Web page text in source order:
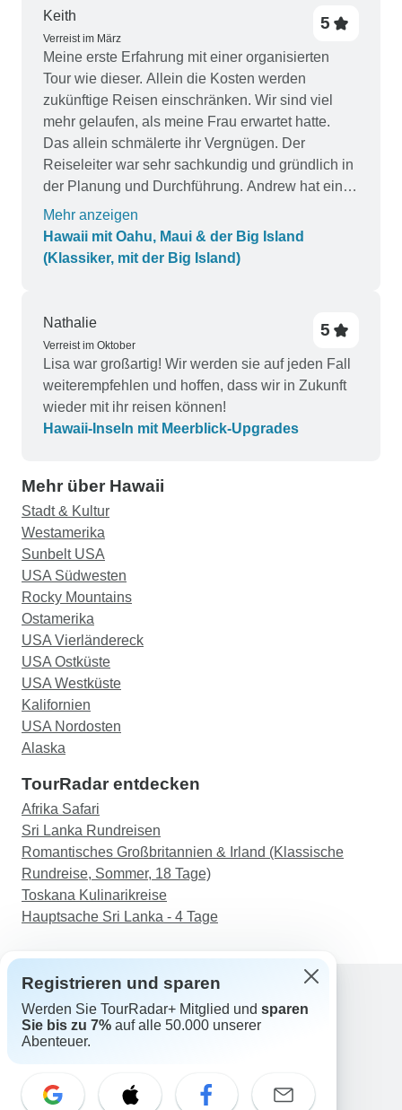
mein Mann als auch ich hätten dort mehr Zeit
das Outrigger auf der Big Island, allerdings ließen
die Mahlzeiten (einschließlich des Luau) sehr zu
wünschen übrig. Unser Zimmer war perfekt,
ebenso wie der Pool. Praktisch, dass man
außerhalb des Hotels essen kann!!! Die Tour
durch den Volcano National Park war perfekt!!!
Meine Lieblingstour! Wir haben Maui geliebt, aber
weder den Pool noch den Strand sehen, weil die
Cabanas die Sicht versperrten. Seltsame
Anordnung der Badezimmer! Wir mögen einen
Sheraton war ausgezeichnet!!!, zusammen mit
anderen ausgewählten Restaurants! Unsere
Reiseleiterin, Lisa Beardsley, war die Beste!!!..so
freundlich, kenntnisreich und lustig!!! Sie ist
um die Bedürfnisse aller gekümmert! Die
die Treffpunktzeiten für die Ausflüge... Die
gesamte Planung war hervorragend! Vielen Dank
an Tour Radar & Globus für ein unvergessliches
Erlebnis!
Keith
Verreist im März
5
Meine erste Erfahrung mit einer organisierten
Tour wie dieser. Allein die Kosten werden
zukünftige Reisen einschränken. Wir sind viel
mehr gelaufen, als meine Frau erwartet hatte.
Das allein schmälerte ihr Vergnügen. Der
Reiseleiter war sehr sachkundig und gründlich in
der Planung und Durchführung. Andrew hat eine
lustige Persönlichkeit und ist sehr sympathisch.
Ein Punkt, der mich enttäuscht hat, war der
Shuttle vom Flughafen zum Resort an beiden
Mehr anzeigen
Hawaii mit Oahu, Maui & der Big Island
(Klassiker, mit der Big Island)
Nathalie
Verreist im Oktober
5
Lisa war großartig! Wir werden sie auf jeden Fall
weiterempfehlen und hoffen, dass wir in Zukunft
wieder mit ihr reisen können!
Hawaii-Inseln mit Meerblick-Upgrades
Mehr über Hawaii
Stadt & Kultur
Westamerika
Sunbelt USA
USA Südwesten
Rocky Mountains
Ostamerika
USA Vierländereck
USA Ostküste
USA Westküste
Kalifornien
USA Nordosten
Alaska
TourRadar entdecken
Afrika Safari
Sri Lanka Rundreisen
Romantisches Großbritannien & Irland (Klassische
Rundreise, Sommer, 18 Tage)
Toskana Kulinarikreise
Hauptsache Sri Lanka - 4 Tage
Support
Kontakt
Schweiz +41 225 183 195
Registrieren und sparen
Werden Sie TourRadar+ Mitglied und sparen
Sie bis zu 7% auf alle 50.000 unserer
Abenteuer.